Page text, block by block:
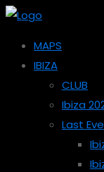
MAPS
IBIZA
CLUB
Ibiza
Last